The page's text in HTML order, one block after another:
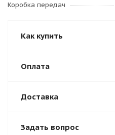
Коробка передач
Как купить
Оплата
Доставка
Задать вопрос